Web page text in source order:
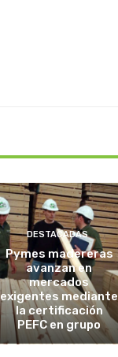
DESTACADAS
Pymes madereras
avanzan en
mercados
exigentes mediante
la certificación
PEFC en grupo